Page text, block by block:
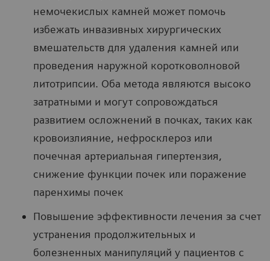
немочекислых камней может помочь
избежать инвазивных хирургических
вмешательств для удаления камней или
проведения наружной коротковолновой
литотрипсии. Оба метода являются высоко
затратными и могут сопровождаться
развитием осложнений в почках, таких как
кровоизлияние, нефросклероз или
почечная артериальная гипертензия,
снижение функции почек или поражение
паренхимы почек
Повышение эффективности лечения за счет
устранения продолжительных и
болезненных манипуляций у пациентов с